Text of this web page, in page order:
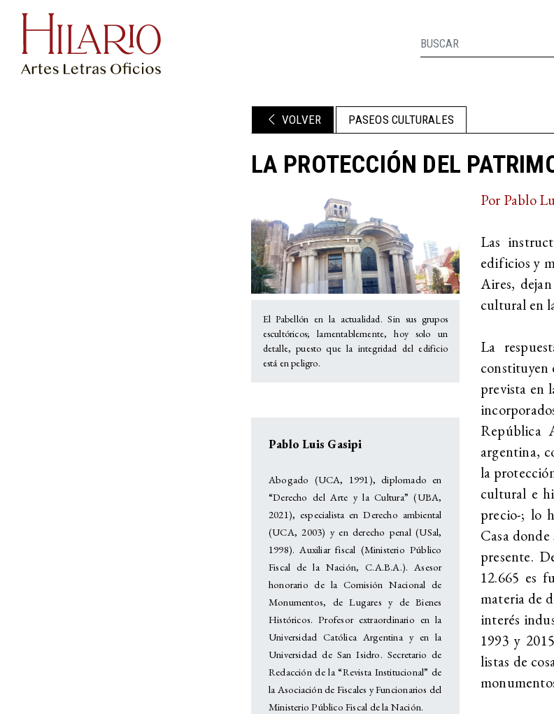
VOLVER PASEOS CULTURALES
LA PROTECCIÓN DEL
El Pabellón en la actualidad. Sin sus grupos
escultóricos; lamentablemente, hoy solo un
detalle, puesto que la integridad del edificio
está en peligro.
Pablo Luis Gasipi
Abogado (UCA, 1991), diplomado en
“Derecho del Arte y la Cultura” (UBA,
2021), especialista en Derecho ambiental
(UCA, 2003) y en derecho penal (USal,
1998). Auxiliar fiscal (Ministerio Público
Fiscal de la Nación, C.A.B.A.). Asesor
honorario de la Comisión Nacional de
Monumentos, de Lugares y de Bienes
Históricos. Profesor extraordinario en la
Universidad Católica Argentina y en la
Universidad de San Isidro. Secretario de
Redacción de la “Revista Institucional” de
la Asociación de Fiscales y Funcionarios del
Ministerio Público Fiscal de la Nación.
Por Pablo
Las
edificios y
Aires,
cultural en
La
constituyen
prevista en
República
argentina,
la
cultural e
precio-; lo
Casa
presente.
12.665 es
materia de
interés
1993 y
listas de